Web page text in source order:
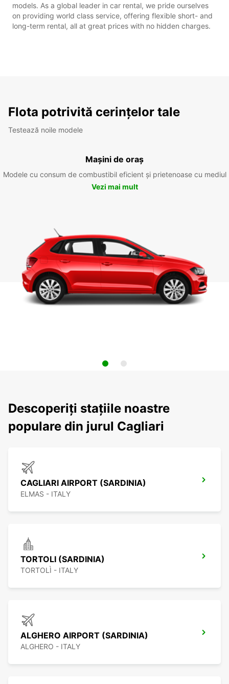
models. As a global leader in car rental, we pride ourselves
on providing world class service, offering flexible short- and
long-term rental, all at great prices with no hidden charges.
Flota potrivită cerințelor tale
Testează noile modele
Mașini de oraș
Modele cu consum de combustibil eficient și prietenoase cu mediul
Vezi mai mult
Descoperiți stațiile noastre
populare din jurul Cagliari
CAGLIARI AIRPORT (SARDINIA)
ELMAS - ITALY
TORTOLI (SARDINIA)
TORTOLÌ - ITALY
ALGHERO AIRPORT (SARDINIA)
ALGHERO - ITALY